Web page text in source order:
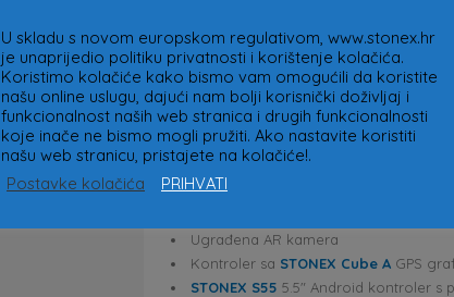
(mjerenja GPS prijemnikom i mjerenja
30% nižu cijenu!
Baterije s punjačem
Ugrađena AR kamera
Kontroler sa STONEX Cube A GPS
STONEX S55 5.5″ Android kontroler s
U skladu s novom europskom regulativom, www.stonex.hr
je unaprijedio politiku privatnosti i korištenje kolačića.
Koristimo kolačiće kako bismo vam omogućili da koristite
našu online uslugu, dajući nam bolji korisnički doživljaj i
funkcionalnost naših web stranica i drugih funkcionalnosti
koje inače ne bismo mogli pružiti. Ako nastavite koristiti
našu web stranicu, pristajete na kolačiće!.
Postavke kolačića
PRIHVATI